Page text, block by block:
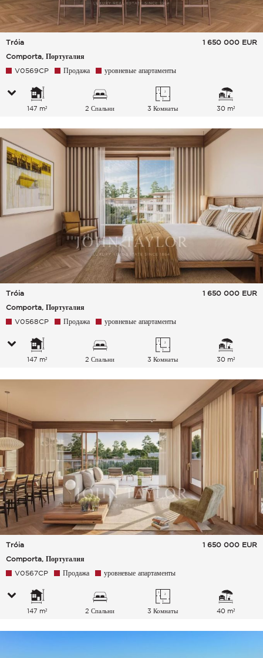
Tróia
Comporta, Португалия
1 650 000 EUR
V0569CP Продажа уровневые апартаменты
147 m² 2 Спальни 3 Комнаты 30 m²
Tróia
Comporta, Португалия
1 650 000 EUR
V0568CP Продажа уровневые апартаменты
147 m² 2 Спальни 3 Комнаты 30 m²
Tróia
Comporta, Португалия
1 650 000 EUR
V0567CP Продажа уровневые апартаменты
147 m² 2 Спальни 3 Комнаты 40 m²